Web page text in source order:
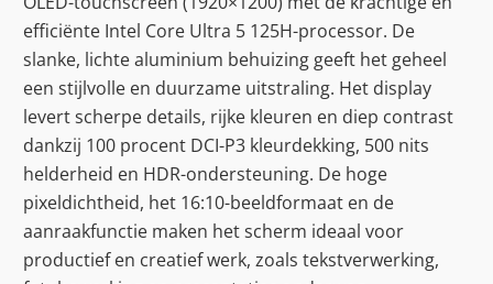
efficiënte Intel Core Ultra 5 125H-processor. De
slanke, lichte aluminium behuizing geeft het geheel
een stijlvolle en duurzame uitstraling. Het display
levert scherpe details, rijke kleuren en diep contrast
dankzij 100 procent DCI-P3 kleurdekking, 500 nits
helderheid en HDR-ondersteuning. De hoge
pixeldichtheid, het 16:10-beeldformaat en de
aanraakfunctie maken het scherm ideaal voor
productief en creatief werk, zoals tekstverwerking,